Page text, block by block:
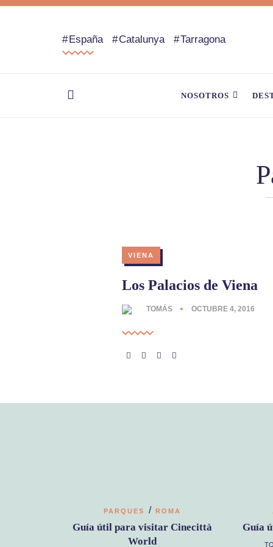
España Catalunya Tarragona
NOSOTROS
VIENA
Los Palacios de Viena
TOMÁS OCTUBRE 4, 2016
PARQUES / ROMA
Guía útil para visitar Cinecittà
World
Guía